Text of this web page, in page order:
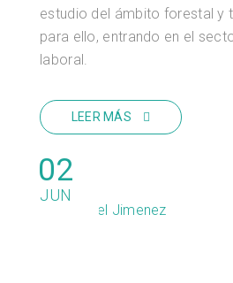
estudio del ámbito forestal y
para ello, entrando en el
laboral.
LEER MÁS
02
JUN